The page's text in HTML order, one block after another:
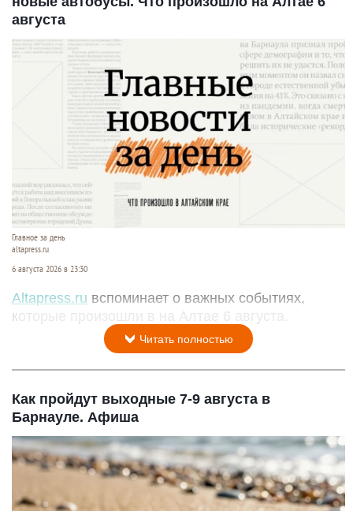
августа
Главное за день
altapress.ru
6 августа 2026 в 23:30
Altapress.ru вспоминает о важных событиях,
которые произошли в на Алтае 6 августа.
Читать полностью
Как пройдут выходные 7-9 августа в
Барнауле. Афиша